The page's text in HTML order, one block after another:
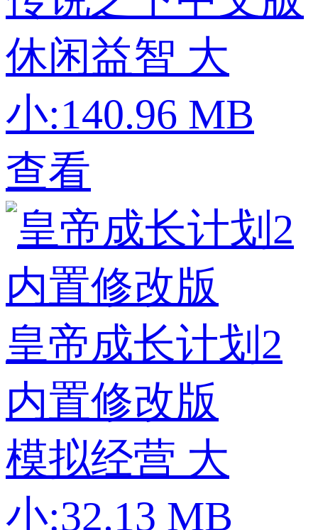
休闲益智 大
小:140.96 MB
查看
皇帝成长计划2
内置修改版
模拟经营 大
小:32.13 MB